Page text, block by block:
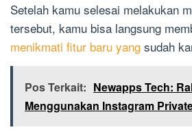
Setelah kamu selesai melakukan
tersebut, kamu bisa langsung
menikmati fitur baru yang sudah
Pos Terkait: Newapps Tech:
Menggunakan Instagram